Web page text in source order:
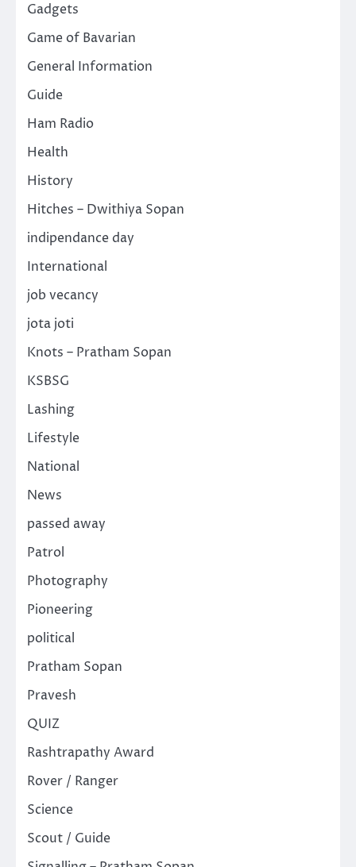
Gadgets
Game of Bavarian
General Information
Guide
Ham Radio
Health
History
Hitches – Dwithiya Sopan
indipendance day
International
job vecancy
jota joti
Knots – Pratham Sopan
KSBSG
Lashing
Lifestyle
National
News
passed away
Patrol
Photography
Pioneering
political
Pratham Sopan
Pravesh
QUIZ
Rashtrapathy Award
Rover / Ranger
Science
Scout / Guide